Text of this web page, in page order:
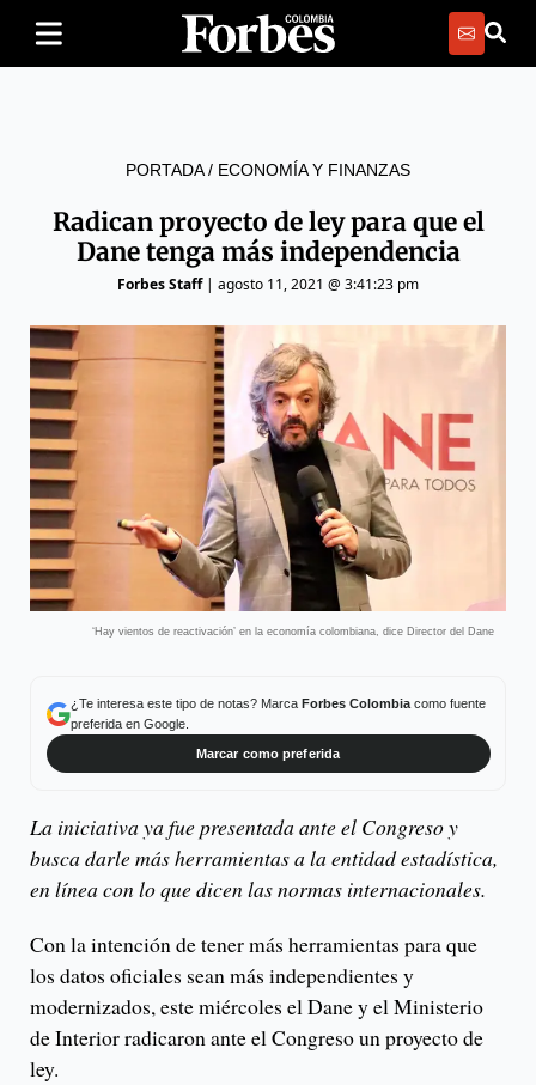
PORTADA/ ECONOMÍA Y FINANZAS
Radican proyecto de ley para que el
Dane tenga más independencia
Forbes Staff| agosto 11, 2021 @ 3:41:23 pm
‘Hay vientos de reactivación’ en la economía colombiana, dice Director del Dane
¿Te interesa este tipo de notas? Marca Forbes Colombiacomo fuente
preferida en Google.
Marcar como preferida
La iniciativa ya fue presentada ante el Congreso y
busca darle más herramientas a la entidad estadística,
en línea con lo que dicen las normas internacionales.
Con la intención de tener más herramientas para que
los datos oficiales sean más independientes y
modernizados, este miércoles el Dane y el Ministerio
de Interior radicaron ante el Congreso un proyecto de
ley.